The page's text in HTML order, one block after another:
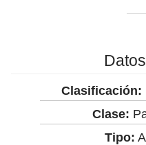
Clasificación:
Clase:
Tipo: